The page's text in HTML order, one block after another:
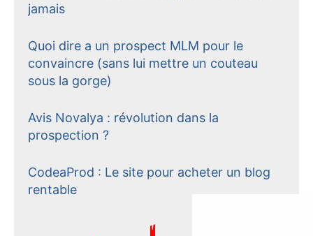
jamais
Quoi dire a un prospect MLM pour le
convaincre (sans lui mettre un couteau
sous la gorge)
Avis Novalya : révolution dans la
prospection ?
CodeaProd : Le site pour acheter un blog
rentable